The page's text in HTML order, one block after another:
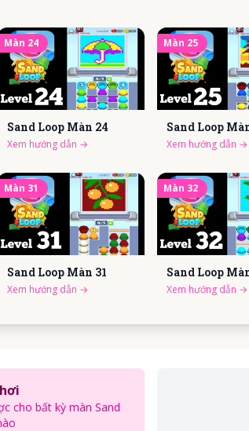
Màn 24
Sand Loop Màn 24
Xem hướng dẫn →
Màn 25
Sand Loop
Xem hướng dẫn →
Màn 31
Sand Loop Màn 31
Xem hướng dẫn →
Màn 32
Sand Loop
Xem hướng dẫn →
cho bất kỳ màn Sand